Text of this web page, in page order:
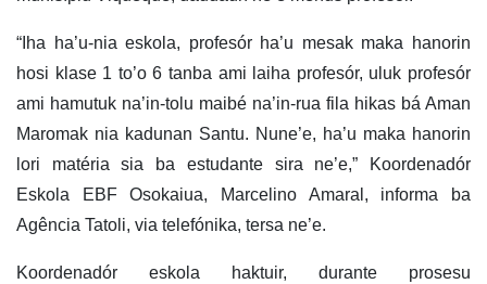
“Iha ha’u-nia eskola, profesór ha’u mesak maka hanorin
hosi klase 1 to’o 6 tanba ami laiha profesór, uluk profesór
ami hamutuk na’in-tolu maibé na’in-rua fila hikas bá Aman
Maromak nia kadunan Santu. Nune’e, ha’u maka hanorin
lori matéria sia ba estudante sira ne’e,” Koordenadór
Eskola EBF Osokaiua, Marcelino Amaral, informa ba
Agência Tatoli, via telefónika, tersa ne’e.
Koordenadór eskola haktuir, durante prosesu